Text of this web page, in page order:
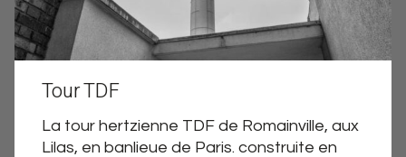
Tour TDF
La tour hertzienne TDF de Romainville, aux
Lilas, en banlieue de Paris. construite en